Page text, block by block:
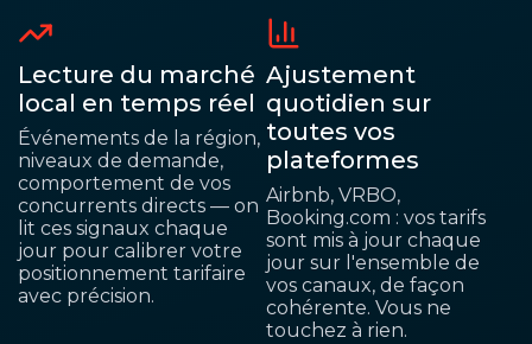
Lecture du marché
local en temps réel
Événements de la région,
niveaux de demande,
comportement de vos
concurrents directs — on
lit ces signaux chaque
jour pour calibrer votre
positionnement tarifaire
avec précision.
Ajustement
quotidien sur
toutes vos
plateformes
Airbnb, VRBO,
Booking.com : vos tarifs
sont mis à jour chaque
jour sur l'ensemble de
vos canaux, de façon
cohérente. Vous ne
touchez à rien.